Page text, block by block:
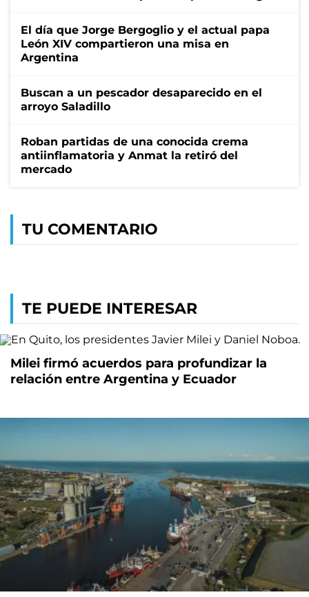
El día que Jorge Bergoglio y el actual papa
León XIV compartieron una misa en
Argentina
Buscan a un pescador desaparecido en el
arroyo Saladillo
Roban partidas de una conocida crema
antiinflamatoria y Anmat la retiró del
mercado
TU COMENTARIO
TE PUEDE INTERESAR
Milei firmó acuerdos para profundizar la
relación entre Argentina y Ecuador